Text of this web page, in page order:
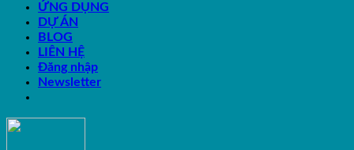
ỨNG DỤNG
DỰ ÁN
BLOG
LIÊN HỆ
Đăng nhập
Newsletter